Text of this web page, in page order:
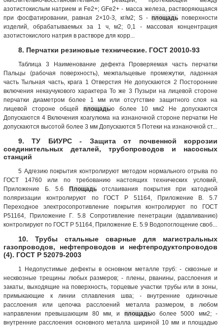
азотистокислым натрием и Fe2+; GFe2+ - масса железа, растворяющаяся
при фосфатировании, равная 2×10-3, кг/м2; S - площадьповерхности
изделий, обрабатываемых за 1 ч, м2; 0,1 - массовая концентрация
азотистокислого натрия в растворе для корр...
8. Перчатки резиновые технические. ГОСТ 20010-93
Таблица 3 Наименование дефекта Проверяемая часть перчатки
Пальцы (рабочая поверхность), межпальцевые промежутки, ладонная
часть Тыльная часть, крага 1 Отверстия Не допускаются 2 Посторонние
включения некаучукового характера То же 3 Пузыри на лицевой стороне
перчатки диаметром более 1 мм или отсутствие защитного слоя на
лицевой стороне общей площадью более 10 мм2 Не допускаются
Допускаются 4 Включения коагулюма на изнаночной стороне перчатки Не
допускаются высотой более 3 мм Допускаются 5 Потеки на изнаночной ст...
9. ТУ БИУРС - Защита от почвенной коррозии
соединительных деталей, трубопроводов и насосных
станций
5 Адгезию покрытия контролируют методом нормального отрыва по
ГОСТ 14760 или по требованию настоящих технических условий,
Приложение Б. 5.6 Площадьотслаивания покрытия при катодной
поляризации контролируют по ГОСТ Р 51164, Приложение В. 5.7
Переходное электросопротивление покрытия контролируют по ГОСТ
Р51164, Приложение Г. 5.8 Сопротивление пенетрации (вдавливанию)
контролируют по ГОСТ Р 51164, Приложение Е. 5.9 Водопоглощение своб...
10. Трубы стальные сварные для магистральных
газопроводов, нефтепроводов и нефтепродуктопроводов
(4). ГОСТ Р 52079-2003
1 Недопустимые дефекты в основном металле труб: - сквозные и
несквозные трещины любых размеров; - плены, рванины, расслоения и
закаты, выходящие на поверхность, торцевые участки трубы или в зоны,
примыкающие к линии сплавления шва; - внутренние одиночные
расслоения или цепочка расслоений металла размером, в любом
направлении превышающим 80 мм, и площадью более 5000 мм2; -
внутренние расслоения основного металла шириной 10 мм и площадью